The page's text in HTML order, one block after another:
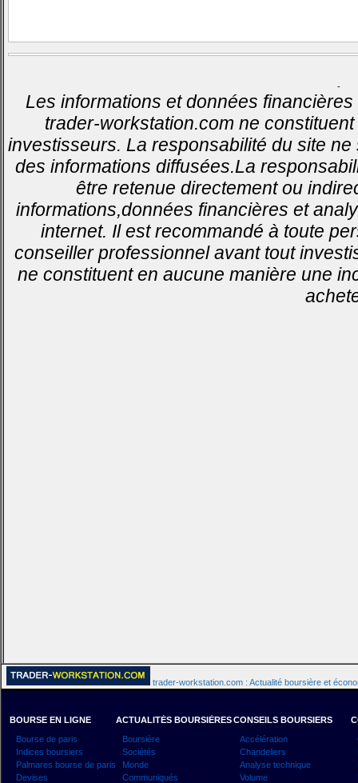
-
Les informations et données
trader-workstation.com ne
investisseurs. La responsabilité du site
des informations diffusées.La
être retenue directement ou
informations,données financières et
internet. Il est recommandé à toute
conseiller professionnel avant tout
ne constituent en aucune manière une
trader-workstation.com : Actualité boursière et
BOURSE EN LIGNE
Bourse de paris
Indices boursiers
Palmares bourse de paris
Devises
ACTUALITÉS BOURSIÈRES
Boursière
Sociétés
Monde
Communiqués
CONSEILS BOURSIERS
Accélération
Chandeliers
Analyse technique
Volume